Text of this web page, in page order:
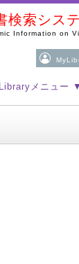
検索シス
Information on
メニュー ▼